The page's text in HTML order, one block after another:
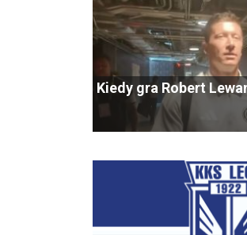
Kiedy gra Robert